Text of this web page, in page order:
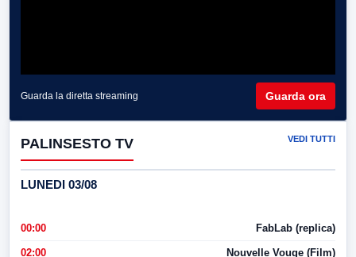
Guarda la diretta streaming Guarda ora
PALINSESTO TV VEDI TUTTI
LUNEDI 03/08
00:00 FabLab (replica)
02:00 Nouvelle Vouge (Film)